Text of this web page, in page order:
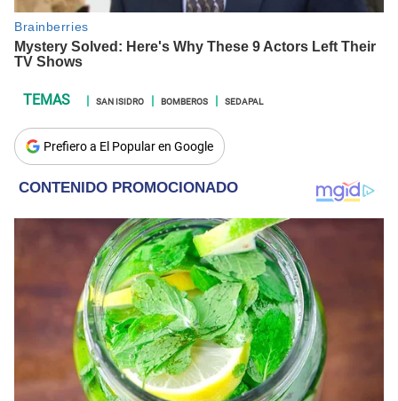
SAN ISIDRO BOMBEROS SEDAPAL
Prefiero a El Popular en Google